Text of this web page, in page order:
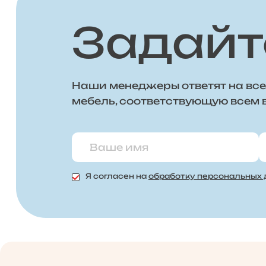
Наши менеджеры ответят на
мебель, соответствующую
Я согласен на обработку персональных